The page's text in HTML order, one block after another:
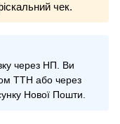
чек.
через НП. Ви
ТТН або через
Нової Пошти.